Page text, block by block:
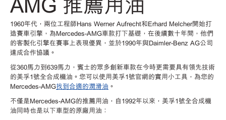
1960年代，兩位工程師Hans Werner Aufrecht和Erhard Melcher開始打
造賽車引擎，為Mercedes-AMG車款打下基礎，在後續數十年間，他們
的客製化引擎在賽事上表現優異，並於1990年與Daimler-Benz AG公司
達成合作協議。
從360馬力到639馬力，賓士的眾多創新車款在今時更需要具有領先技術
的美孚1號全合成機油。您可以使用美孚1號官網的實用小工具，為您的
Mercedes-AMG找到合適的潤滑油 。
不僅是Mercedes-AMG的推薦用油，自1992年以來，美孚1號全合成機
油同時也是以下車型的原廠用油：